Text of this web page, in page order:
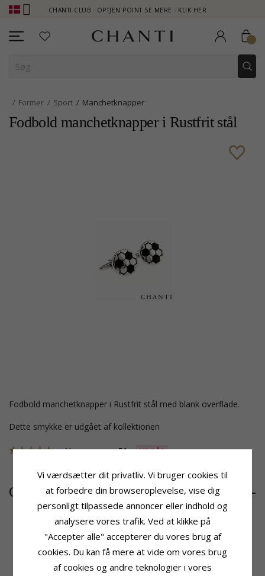
CHANTI CLUB - OPTJEN POINT SE MERE - KLIK HER
Former Sport Manchetknapper
Fodbold manchetknapper i Rustfrit stål
fodbold manchetknapper i Rustfrit stål med blank overflade.
Dette smykke er udgået af kollektionen
Varenummer 51 UDGÅR
CHANTI pris 205,-
Produktinformation
Fodbold
Manchetknapper
Størrelse
Diameter: 16,0 mm
Vi værdsætter dit privatliv. Vi bruger cookies til
at forbedre din browseroplevelse, vise dig
personligt tilpassede annoncer eller indhold og
analysere vores trafik. Ved at klikke på
"Accepter alle" accepterer du vores brug af
cookies. Du kan få mere at vide om vores brug
af cookies og andre teknologier i vores